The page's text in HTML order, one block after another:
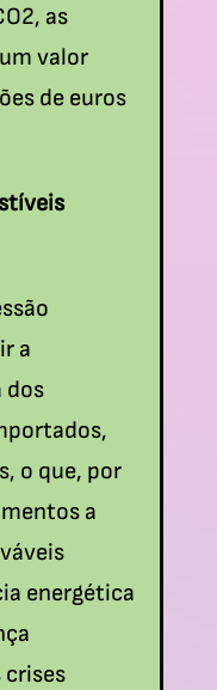
as
valor
de euros
a
dos
o que, por
a
energética
crises